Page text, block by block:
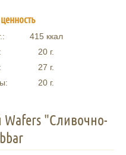
415ккал
20 г.
27 г.
20 г.
"Сливочно-